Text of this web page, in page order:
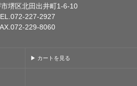
堺区北田出井町1-6-10
227-2927
229-8060
▶ カートを見る